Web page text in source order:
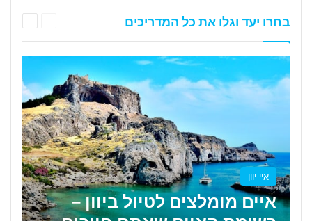
בחרו יעד וגלו את כל המדריכים
איי יוון
איים מומלצים לטיול ביוון –